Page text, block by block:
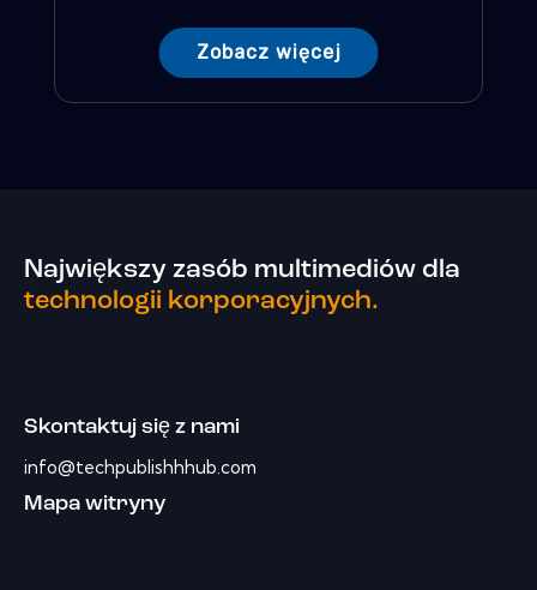
Zobacz więcej
Największy zasób multimediów dla
technologii korporacyjnych.
Skontaktuj się z nami
info@techpublishhhub.com
Mapa witryny